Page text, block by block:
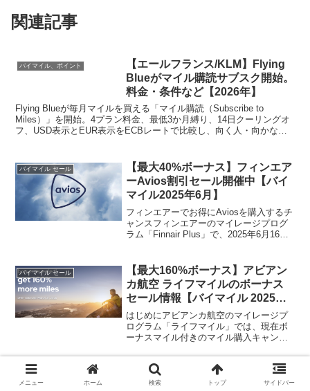
関連記事
バイマイル、ポイント
【エールフランス/KLM】Flying
Blueがマイル購読サブスク開始。
料金・条件など【2026年】
Flying Blueが毎月マイルを買える「マイル購読（Subscribe to
Miles）」を開始。4プラン料金、最低3か月縛り、14日クーリングオ
フ、USD表示とEUR表示をECBレートで比較し、向く人・向かない
バイマイル セール
【最大40%ボーナス】フィンエア
ーAvios割引セール開催中【バイ
マイル2025年6月】
フィンエアーでお得にAviosを購入するチ
ャンスフィンエアーのマイレージプログ
ラム「Finnair Plus」で、2025年6月16日
催されています。今回のキ...
バイマイル セール
【最大160%ボーナス】アビアン
カ航空 ライフマイルのボーナス
セール情報【バイマイル 2025年3
月】
はじめにアビアンカ航空のマイレージプ
ログラム「ライフマイル」では、現在ボ
ーナスマイル付きのマイル購入キャンペ
最大160%のボーナスが付与されるため、
上手に使える人にとっては特典航空券を
お得に発券するチャン...
バイマイル セール
ユナイテッド航空マイル購入セー
ル2026｜最大100%ボーナス・単
メニュー ホーム 検索 トップ サイドバー